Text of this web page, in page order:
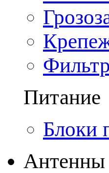
Питание
Блоки
Антенны